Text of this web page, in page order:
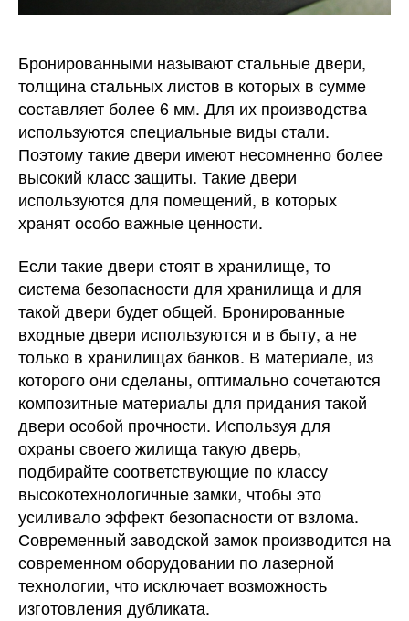
Бронированными называют стальные двери,
толщина стальных листов в которых в сумме
составляет более 6 мм. Для их производства
используются специальные виды стали.
Поэтому такие двери имеют несомненно более
высокий класс защиты. Такие двери
используются для помещений, в которых
хранят особо важные ценности.
Если такие двери стоят в хранилище, то
система безопасности для хранилища и для
такой двери будет общей. Бронированные
входные двери используются и в быту, а не
только в хранилищах банков. В материале, из
которого они сделаны, оптимально сочетаются
композитные материалы для придания такой
двери особой прочности. Используя для
охраны своего жилища такую дверь,
подбирайте соответствующие по классу
высокотехнологичные замки, чтобы это
усиливало эффект безопасности от взлома.
Современный заводской замок производится на
современном оборудовании по лазерной
технологии, что исключает возможность
изготовления дубликата.